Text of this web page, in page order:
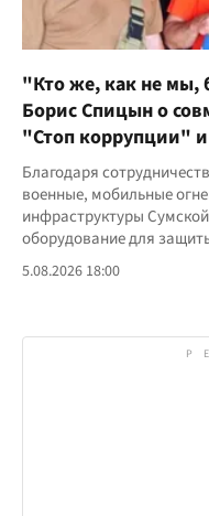
"Кто же, как не мы,
Борис Спицын о
"Стоп коррупции"
Благодаря
военные, мобильные
инфраструктуры
оборудование для
5.08.2026 18:00